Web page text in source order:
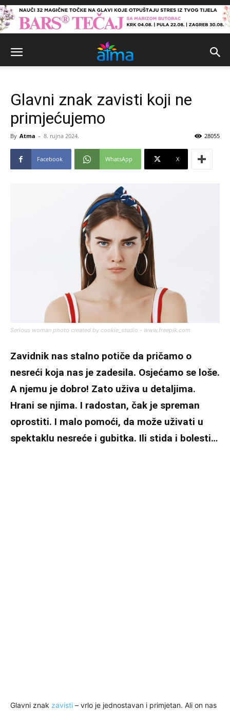
Glavni znak zavisti koji ne
primjećujemo
By Atma - 8. rujna 2024. 28055
Facebook WhatsApp X
Serious woman photo created by cookie_studio - www.freepik.com
Zavidnik nas stalno potiče da pričamo o
nesreći koja nas je zadesila. Osjećamo se loše.
A njemu je dobro! Zato uživa u detaljima.
Hrani se njima. I radostan, čak je spreman
oprostiti. I malo pomoći, da može uživati u
spektaklu nesreće i gubitka. Ili stida i bolesti…
Glavni znak zavisti – vrlo je jednostavan i primjetan. Ali on nas